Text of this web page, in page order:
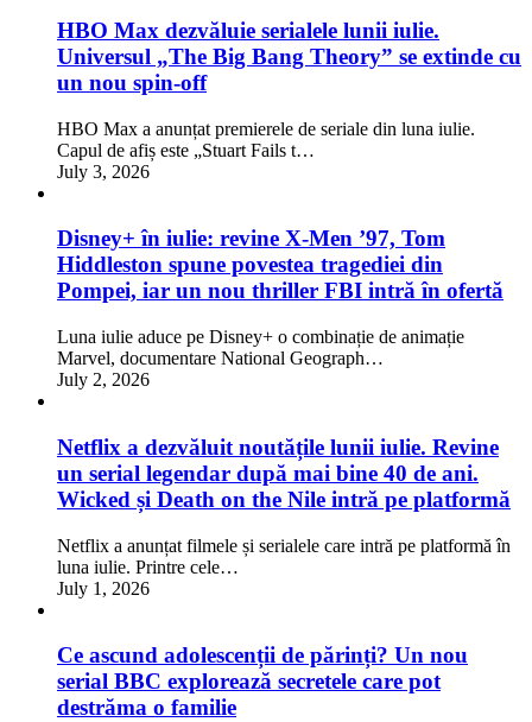
HBO Max dezvăluie serialele lunii iulie.
Universul „The Big Bang Theory” se extinde cu
un nou spin-off
HBO Max a anunțat premierele de seriale din luna iulie.
Capul de afiș este „Stuart Fails t…
July 3, 2026
Disney+ în iulie: revine X-Men ’97, Tom
Hiddleston spune povestea tragediei din
Pompei, iar un nou thriller FBI intră în ofertă
Luna iulie aduce pe Disney+ o combinație de animație
Marvel, documentare National Geograph…
July 2, 2026
Netflix a dezvăluit noutățile lunii iulie. Revine
un serial legendar după mai bine 40 de ani.
Wicked și Death on the Nile intră pe platformă
Netflix a anunțat filmele și serialele care intră pe platformă în
luna iulie. Printre cele…
July 1, 2026
Ce ascund adolescenții de părinți? Un nou
serial BBC explorează secretele care pot
destrăma o familie